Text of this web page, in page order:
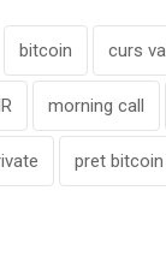
bitcoin curs
morning call
pret bitcoin